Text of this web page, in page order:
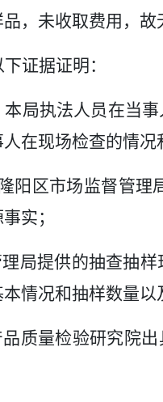
品，未收取费用
证据证明：
本局执法人员在当
事人在现场检查
阳区市场监督管理
线索来源
局提供的抽查抽
情况和抽样数量
质量检验研究院